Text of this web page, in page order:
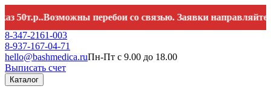
перебои со связью. Заявки направляйте на
8-347-2161-003
8-937-167-04-71
hello@bashmedica.ruПн-Пт с 9.00 до 18.00
Выписать счет
Каталог